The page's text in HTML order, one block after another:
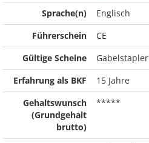
Sprache(n)
Englisch
Führerschein
CE
Gültige Scheine
Gabelstapler
Erfahrung als BKF
15 Jahre
Gehaltswunsch
(Grundgehalt
brutto)
*****